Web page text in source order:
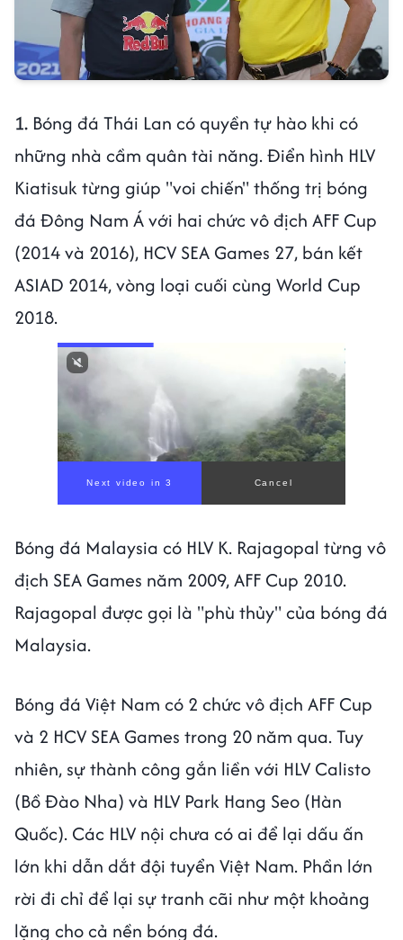
1. Bóng đá Thái Lan có quyền tự hào khi có
những nhà cầm quân tài năng. Điển hình HLV
Kiatisuk từng giúp "voi chiến" thống trị bóng
đá Đông Nam Á với hai chức vô địch AFF Cup
(2014 và 2016), HCV SEA Games 27, bán kết
ASIAD 2014, vòng loại cuối cùng World Cup
2018.
Next video in 1 Cancel
Bóng đá Malaysia có HLV K. Rajagopal từng vô
địch SEA Games năm 2009, AFF Cup 2010.
Rajagopal được gọi là "phù thủy" của bóng đá
Malaysia.
Bóng đá Việt Nam có 2 chức vô địch AFF Cup
và 2 HCV SEA Games trong 20 năm qua. Tuy
nhiên, sự thành công gắn liền với HLV Calisto
(Bồ Đào Nha) và HLV Park Hang Seo (Hàn
Quốc). Các HLV nội chưa có ai để lại dấu ấn
lớn khi dẫn dắt đội tuyển Việt Nam. Phần lớn
rời đi chỉ để lại sự tranh cãi như một khoảng
lặng cho cả nền bóng đá.